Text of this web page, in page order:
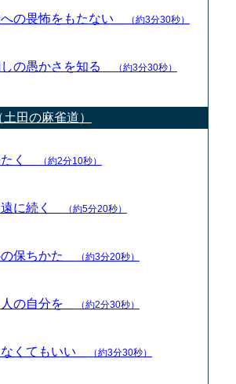
への畏怖をもたない （約3分30秒）
しの愚かさを知る （約3分30秒）
田の麻雀道）
たく （約2分10秒）
遠に続く （約5分20秒）
の保ちかた （約3分20秒）
人の自分を （約2分30秒）
なくてもいい （約3分30秒）